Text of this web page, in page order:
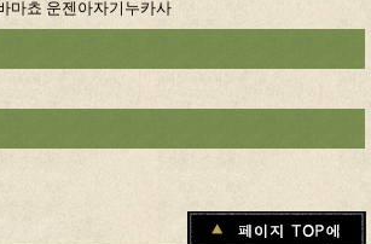
마쵸 운젠아자기누카사